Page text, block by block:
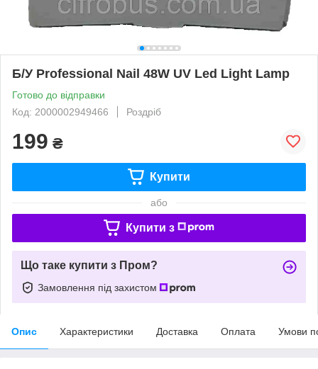
Б/У Professional Nail 48W UV Led Light Lamp
Готово до відправки
Код: 2000002949466
Роздріб
199 ₴
Купити
або
Купити з
Що таке купити з Пром?
Замовлення під захистом
Опис Характеристики Доставка Оплата Умови